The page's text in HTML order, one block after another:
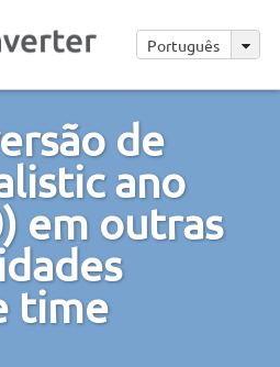
Português
de
ano
em outras
time